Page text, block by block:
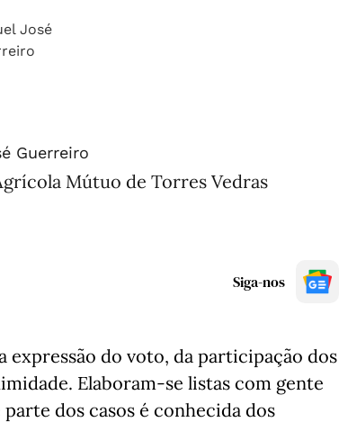
Guerreiro
Mútuo de Torres Vedras
Siga-nos
expressão do voto, da participação dos
Elaboram-se listas com gente
dos casos é conhecida dos